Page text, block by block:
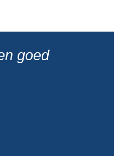
goed